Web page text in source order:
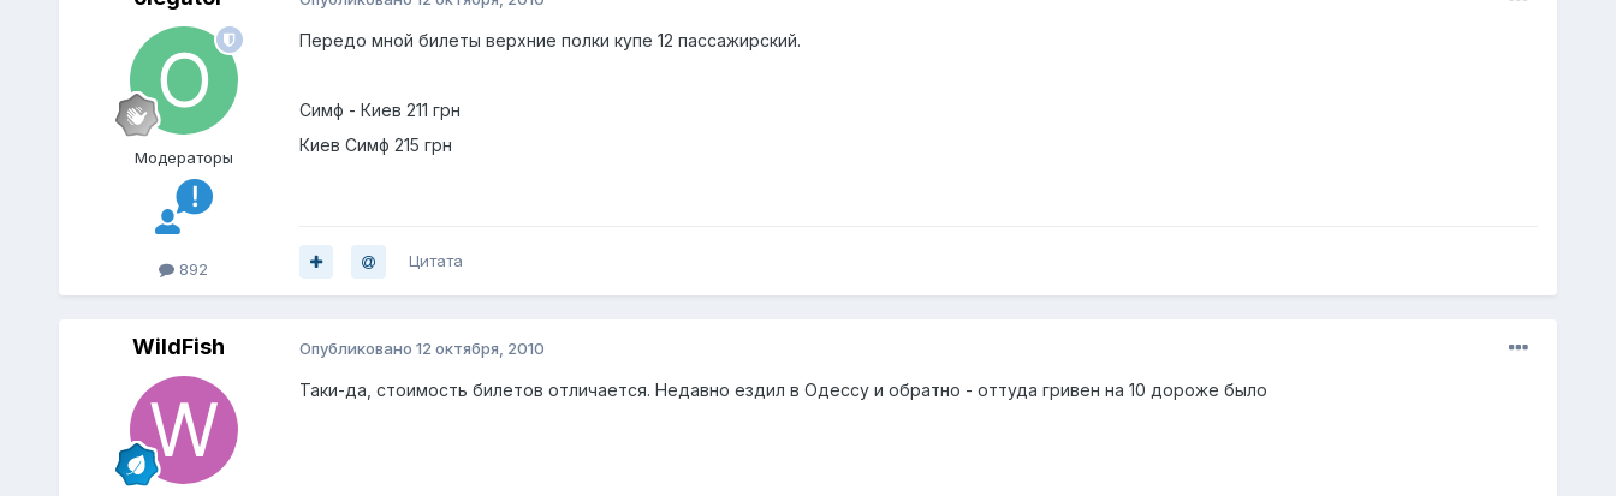
Модераторы
892
Передо мной билеты верхние полки купе 12 пассажирский.
Симф - Киев 211 грн
Киев Симф 215 грн
Цитата
WildFish Опубликовано 12 октября, 2010
Таки-да, стоимость билетов отличается. Недавно ездил в Одессу и обратно - оттуда гривен на 10 дороже было